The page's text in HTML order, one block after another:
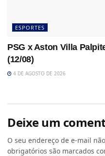
ESPORTES
PSG x Aston Villa
(12/08)
4 DE AGOSTO DE 2026
Deixe um
O seu endereço de e-mail
obrigatórios são marcados